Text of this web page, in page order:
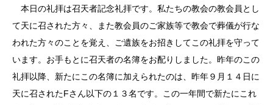
本日の礼拝は召天者記念礼拝です。私たちの教会の教会員とし
て天に召された方々、また教会員のご家族等で教会で葬儀が行な
われた方々のことを覚え、ご遺族をお招きしてこの礼拝を守って
います。お手もとに召天者の名簿をお配りしました。昨年のこの
礼拝以降、新たにこの名簿に加えられたのは、昨年９月１４日に
天に召されたFさん以下の１３名です。この一年間で新たにこれ